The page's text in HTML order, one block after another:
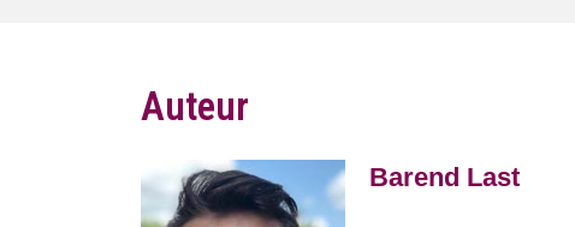
Auteur
Barend Last